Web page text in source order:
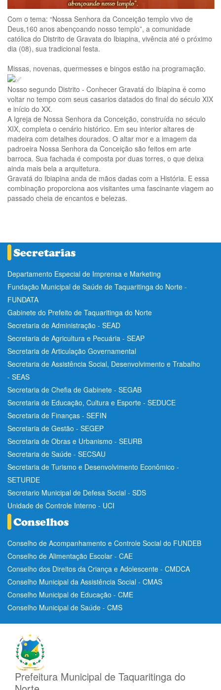
Com o tema: “Nossa Senhora da Conceição templo vivo de
Deus,160 anos abençoando nosso templo”, a comunidade
católica do Distrito de Gravata do Ibiapina, vivência até o próximo
dia (08), sua tradicional festa.
Missas, novenas, quermesses e bingos estão na programação.
Nosso segundo Distrito - Conhecer Gravatá do Ibiapina é como
voltar no tempo com seus casarios datados do final do século XIX
e início do XX.
A Igreja de Nossa Senhora da Conceição, construída no século
XIX, completa o cenário histórico. Em seu interior altares de
madeira com detalhes dourados. O altar mor e a imagem da
padroeira Nossa Senhora da Conceição são feitos em arte
barroca. Sua fachada é composta por duas torres, o que deixa
ainda mais bela a arquitetura.
Gravatá do Ibiapina anda de mãos dadas com a História. E essa
combinação proporciona aos visitantes uma fascinante viagem ao
passado cheia de encantos e belezas.
Departamento Especial de Imprensa e Marketing
Fundação Municipal de Saúde de Taquaritinga do Norte -
FUNDATA
Gabinete do Prefeito de Taquaritinga do Norte
Secretaria de Administração - SEAD
Secretaria de Agricultura e Pecuária - SEAP
Secretaria de Articulação Governamental
Secretaria de Assistência Social, Desenvolvimento e Trabalho
- SEAS
Secretaria de Chefia de Gabinete - SEGAB
Secretaria de Educação, Cultura e Esporte - SEDUCE
Secretaria de Finanças - SEFIN
Secretaria de Gestão - SEGEP
Secretaria de Obras e Urbanismo - SEURB
Secretaria de Saúde - SECSAU
Secretaria de Turismo e Desenvolvimento Econômico -
SETURDE
Secretario Municipal de Defesa Social - SDS
Unidade de Controle Interno - UCI
Conselho de Acompanhamento e Controle Social do FUNDEB
Conselho de Alimentação Escolar - CAE
Conselho dos Direitos da Criança e Adolescente - CMDCA
Conselho Municipal da Assistência Social - CMAS
Conselho Municipal de Educação - CME
Conselho Municipal de Saúde - CMS
Prefeitura Municipal de Taquaritinga do